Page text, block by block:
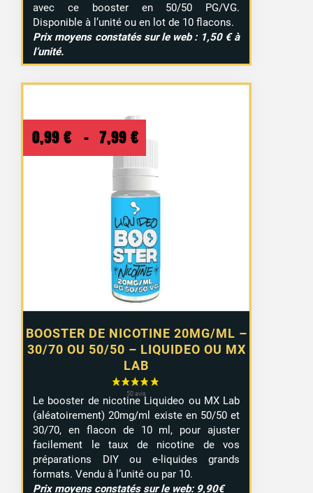
avec ce booster en 50/50 PG/VG.
Disponible à l’unité ou en lot de 10 flacons.
Prix moyens constatés sur le web : 1,50 € à
l’unité.
BOOSTER DE NICOTINE 20MG/ML –
30/70 OU 50/50 – LIQUIDEO OU MX
LAB
0,99 € – 7,99 € Plage
de
prix :
0,99 €
à
7,99 €
Le booster de nicotine Liquideo ou MX Lab
(aléatoirement) 20mg/ml existe en 50/50 et
30/70, en flacon de 10 ml, pour ajuster
facilement le taux de nicotine de vos
préparations DIY ou e-liquides grands
formats. Vendu à l’unité ou par 10.
Prix moyens constatés sur le web: 9,90€